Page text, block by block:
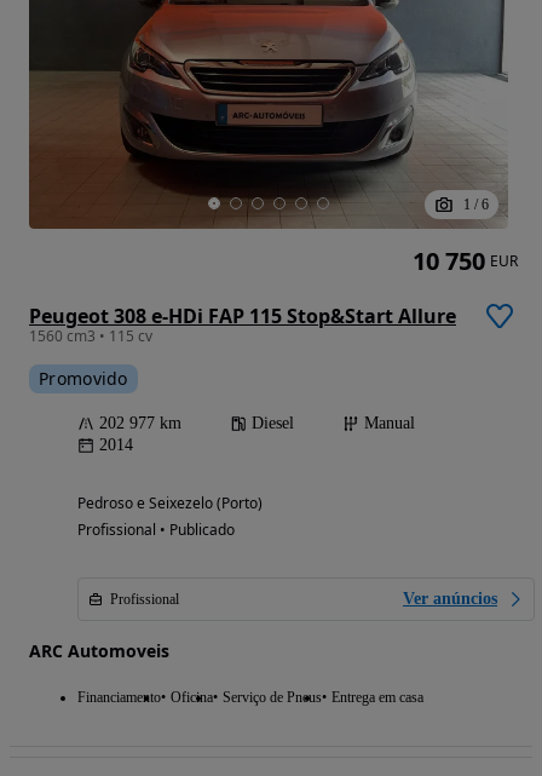
1 / 6
Peugeot 308 e-HDi FAP 115 Stop&Start Allure
1560 cm3 • 115 cv
Promovido
202 977 km Diesel
Manual
2014
Pedroso e Seixezelo (Porto)
Profissional • Publicado
Profissional Ver anúncios
ARC Automoveis
Financiamento Oficina Serviço de Pneus Entrega em casa
10 750 EUR